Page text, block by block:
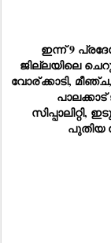
ജില്ലയിലെ
വോര്ക്കാടി,
പാലക്കാട്
സിപ്പാലിറ്റി,